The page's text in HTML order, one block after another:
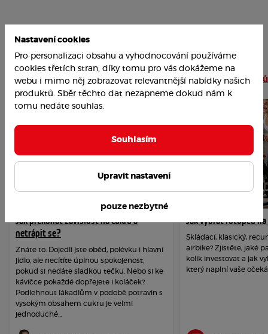
Nejoblíbenější články Číst více článků
Jak překonat závislost na cukru a
netrápit se?
Znáte to. Dojedli jste oběd, polévku i hlavní
jídlo, ale necítíte úplnou spokojenost,
pokud si nedáte sladkou tečku. Nebo si ke
kávičce pokaždé dopřejete i koláček?
Podlehnout lákadlům v podobě potravin s
vysokým obsahem cukru je velmi
jednoduché...
Jak vybrat rotoped
Skládací, klasický,
airbike? Zjistěte, jaké
kolik investovat a jak
který naplní vaše
Nastavení cookies
Pro personalizaci obsahu a vyhodnocování používáme
cookies třetích stran, díky tomu pro vás dokážeme na
webu i mimo něj zobrazovat relevantnější nabídky našich
produktů. Sběr těchto dat nezapneme dokud nám k
tomu nedáte souhlas.
Souhlasím
Upravit nastavení
pouze nezbytné